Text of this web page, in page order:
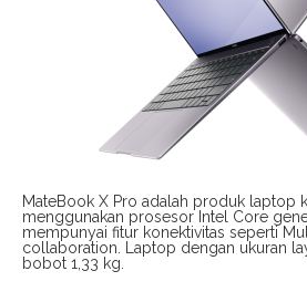
MateBook X Pro adalah produk laptop
menggunakan prosesor Intel Core
mempunyai fitur konektivitas seperti
collaboration. Laptop dengan ukuran
bobot 1,33 kg.